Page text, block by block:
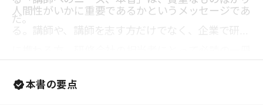
だ。
人間性がいかに重要であるかというメッセージであ
る。講師や、講師を志す方だけでなく、企業で研修
などをめざし、「選ばれる人材」であり続けたいビ
本書の要点